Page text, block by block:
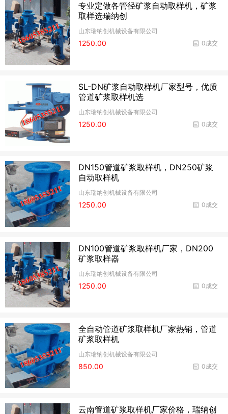
专业定做各管径矿浆自动取样机，矿浆
取样选瑞纳创
山东瑞纳创机械设备有限公司
0成交
1250.00
SL-DN矿浆自动取样机厂家型号，优质
管道矿浆取样机选
山东瑞纳创机械设备有限公司
0成交
1250.00
DN150管道矿浆取样机，DN250矿浆
自动取样机
山东瑞纳创机械设备有限公司
0成交
1250.00
DN100管道矿浆取样机厂家，DN200
矿浆取样器
山东瑞纳创机械设备有限公司
0成交
1250.00
全自动管道矿浆取样机厂家热销，管道
矿浆取样机
山东瑞纳创机械设备有限公司
0成交
850.00
云南管道矿浆取样机厂家价格，瑞纳创